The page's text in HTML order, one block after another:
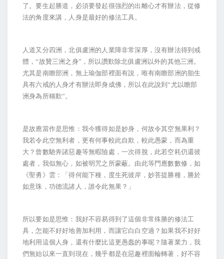
了。要生起勝道，必須要發起很強烈的出離心才有辦法，從修
法的角度來講，人身是最好的修法工具。
人道又分四洲，北俱盧洲的人業障非常深厚，沒有辦法得到戒
體，“故贊三洲之身”，所以讚歎除北俱盧洲以外的其他三洲。
尤其是南瞻部洲，無上瑜伽部裡面有說，唯有南瞻部洲的胎生
具有六戒的人身才有辦法即身成佛，所以在此說到“尤以瞻部
洲身為所稱歎”。
是故應當作是思惟：我今獲得如是妙身，何故令其空無果利？
我若令此空無利者，更有何事較此自欺，較此愚蒙，而為重
大？曾數馳奔諸惡趣等無暇險處，一次得脫，此若空耗仍還彼
處者，我似無心，如被明咒之所蒙蔽。由此等門應數數修，如
《聖勇》雲：「得何能下種，度生死彼岸，妙菩提勝種，勝於
如意珠，功德流諸人，誰令此無果？」
所以要如是思惟：我好不容易得到了這個非常殊勝的修法工
具，怎能不好好地善加利用，而讓它白白空過？如果我不好好
地利用這個人身，還有什麼比這更愚蠢的事呢？隨著業力，我
們無始以來一直到現在，幾乎都是在惡趣裡面輪轉著，好不容